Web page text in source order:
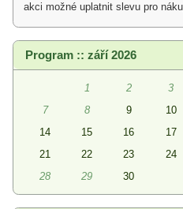
akci možné uplatnit slevu pro
Program :: září 2026
1 2 3
7
8 9 10
14
15 16 17
21
22 23 24
28
29 30